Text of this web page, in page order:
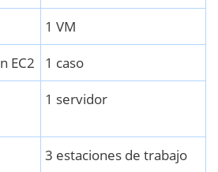
1 VM
EC2
1 caso
1 servidor
3 estaciones de trabajo